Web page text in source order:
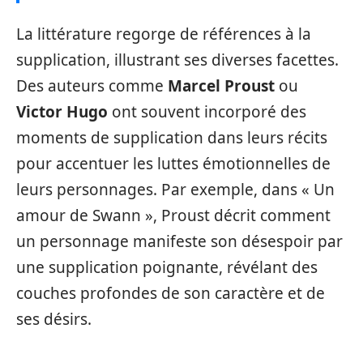
La littérature regorge de références à la
supplication, illustrant ses diverses facettes.
Des auteurs comme Marcel Proust ou
Victor Hugo ont souvent incorporé des
moments de supplication dans leurs récits
pour accentuer les luttes émotionnelles de
leurs personnages. Par exemple, dans « Un
amour de Swann », Proust décrit comment
un personnage manifeste son désespoir par
une supplication poignante, révélant des
couches profondes de son caractère et de
ses désirs.